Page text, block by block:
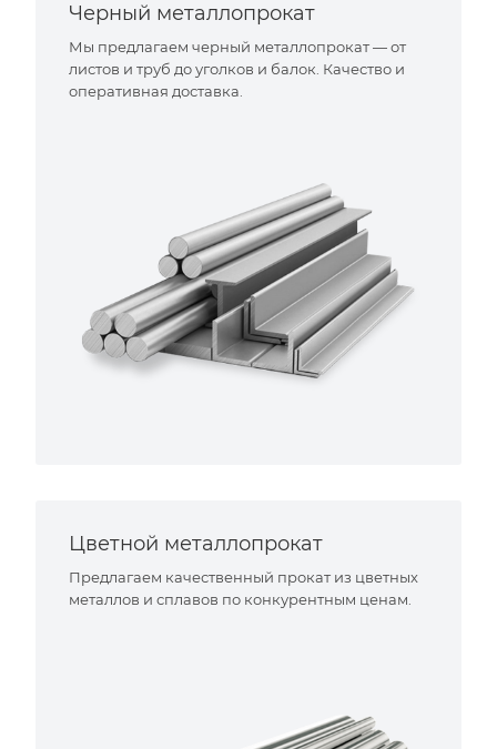
Черный металлопрокат
Мы предлагаем черный металлопрокат — от
листов и труб до уголков и балок. Качество и
оперативная доставка.
Цветной металлопрокат
Предлагаем качественный прокат из цветных
металлов и сплавов по конкурентным ценам.